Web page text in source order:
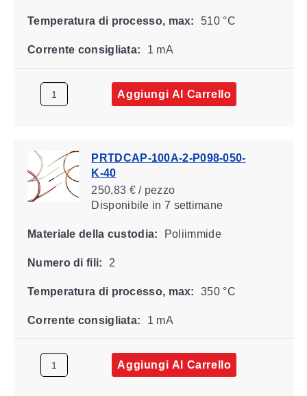
Temperatura di processo, max: 510 °C
Corrente consigliata: 1 mA
Aggiungi Al Carrello
PRTDCAP-100A-2-P098-050-
K-40
250,83 € / pezzo
Disponibile in 7 settimane
Materiale della custodia: Poliimmide
Numero di fili: 2
Temperatura di processo, max: 350 °C
Corrente consigliata: 1 mA
Aggiungi Al Carrello